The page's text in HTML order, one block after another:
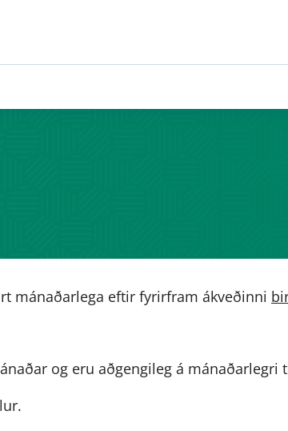
mánaðarlega eftir fyrirfram ákveðinni
og eru aðgengileg á mánaðarlegri